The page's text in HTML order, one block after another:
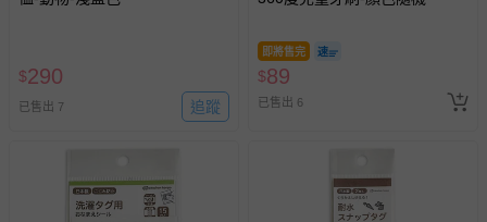
$290
已售出 7 追蹤
即將售完
$89
已售出 6